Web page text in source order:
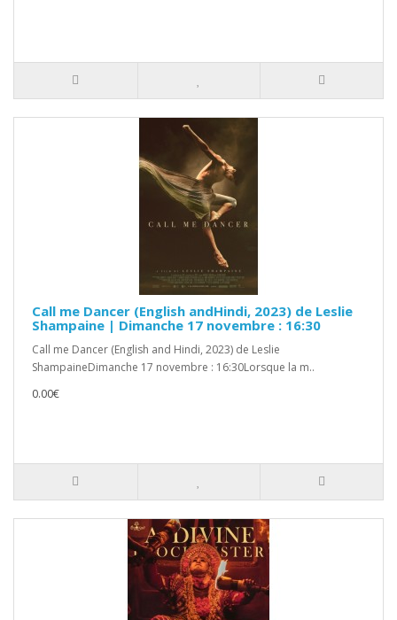
Call me Dancer (English andHindi, 2023) de Leslie
Shampaine | Dimanche 17 novembre : 16:30
Call me Dancer (English and Hindi, 2023) de Leslie
ShampaineDimanche 17 novembre : 16:30Lorsque la m..
0.00€